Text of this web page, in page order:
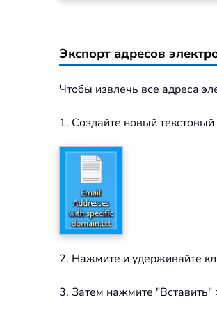
Экспорт адресов
Чтобы извлечь все адреса
1. Создайте новый
2. Нажмите и удерживайте
3. Затем нажмите